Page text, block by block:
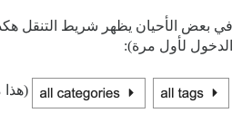
في بعض الأحيان يظهر شريط التنقل
الدخول لأول مرة):
(هذا